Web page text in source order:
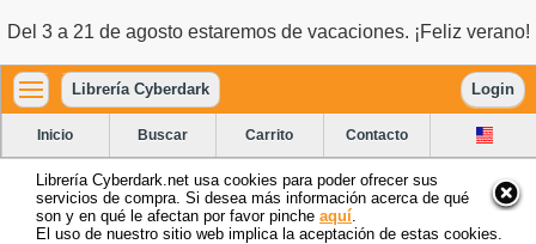
Del 3 a 21 de agosto estaremos de vacaciones. ¡Feliz verano!
Librería Cyberdark Login
Inicio Buscar Carrito Contacto
Librería Cyberdark.net usa cookies para poder ofrecer sus
servicios de compra. Si desea más información acerca de qué
son y en qué le afectan por favor pinche aquí
El uso de nuestro sitio web implica la aceptación de estas cookies.